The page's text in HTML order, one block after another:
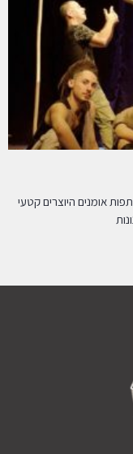
אומנים היוצרים קטעי